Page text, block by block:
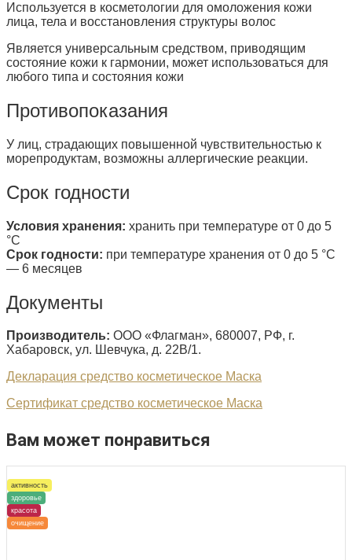
Используется в косметологии для омоложения кожи
лица, тела и восстановления структуры волос
Является универсальным средством, приводящим
состояние кожи к гармонии, может использоваться для
любого типа и состояния кожи
Противопоказания
У лиц, страдающих повышенной чувствительностью к
морепродуктам, возможны аллергические реакции.
Срок годности
Условия хранения: хранить при температуре от 0 до 5
°С
Срок годности: при температуре хранения от 0 до 5 °С
— 6 месяцев
Документы
Производитель: ООО «Флагман», 680007, РФ, г.
Хабаровск, ул. Шевчука, д. 22В/1.
Декларация средство косметическое Маска
Сертификат средство косметическое Маска
Вам может понравиться
активность
здоровье
красота
очищение